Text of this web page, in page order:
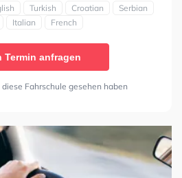
Turkish Croatian
Serbian
Italian French
Termin anfragen
Fahrschule gesehen haben